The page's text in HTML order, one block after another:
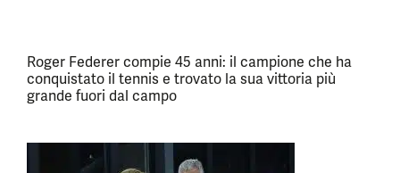
Roger Federer compie 45 anni: il campione che ha
conquistato il tennis e trovato la sua vittoria più
grande fuori dal campo